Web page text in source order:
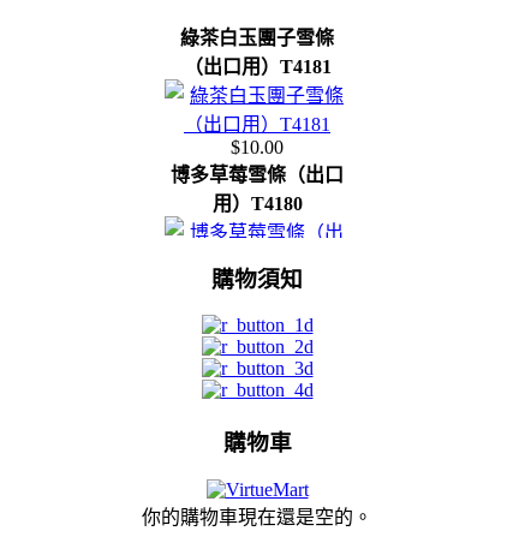
綠茶白玉團子雪條
（出口用）T4181
$10.00
博多草莓雪條（出口
用）T4180
$10.00
白熊雜果紅豆雪條
（出口用） T4179
井村屋 宇治綠茶紅豆
夾心餅 T3584
購物須知
購物車
你的購物車現在還是空的。